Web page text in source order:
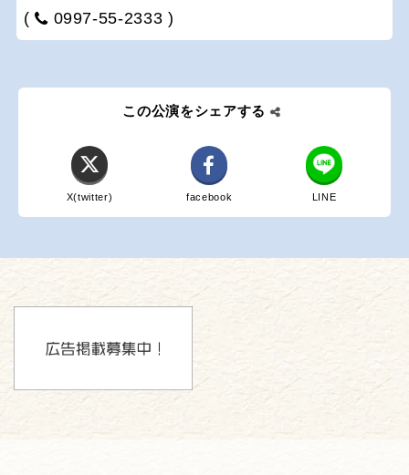
(
0997-55-2333 )
この公演をシェアする
X(twitter) facebook LINE